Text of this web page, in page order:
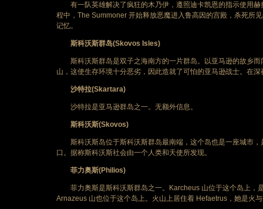
有一队英雄解决了疯狂的木乃伊，遵照迪卡凯恩的指示使用赫
程中，The Summoner 开始释放恶魔进入鲁高因的宫殿，杀死所
记忆。
斯科沃斯群岛(Skovos Isles)
斯科沃斯群岛是双子之海南方的一片群岛。以亚马逊的故乡而
山，这使生存环境十分恶劣，因此造就了可怕的亚马逊战士。在
沙特拉(Skartara)
沙特拉是亚马逊群岛之一。无额外信息。
斯科沃斯(Skovos)
斯科沃斯岛位于斯科沃斯群岛最南端，这个岛也是一座城市，
口。据称斯科沃斯社会由一个人类和天使所发现。
菲力奥斯(Philios)
菲力奥斯是斯科沃斯群岛之一。Karcheus 山位于这个岛上，
Arnazeus 山也位于这个岛上。火山上居住着 Hefaetrus，她是火